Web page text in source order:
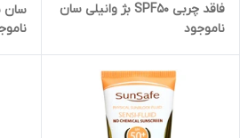
فاقد چربی SPF50 بژ وانیلی سان
سیف
ناموجود